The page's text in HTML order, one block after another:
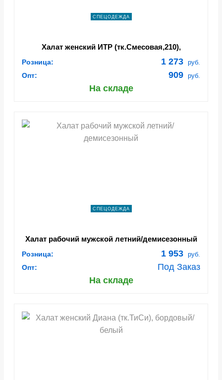
СПЕЦОДЕЖДА
Халат женский ИТР (тк.Смесовая,210),
Розница: 1 273 руб.
Опт: 909 руб.
На складе
СПЕЦОДЕЖДА
Халат рабочий мужской летний/демисезонный
Розница: 1 953 руб.
Опт:
Под Заказ
На складе